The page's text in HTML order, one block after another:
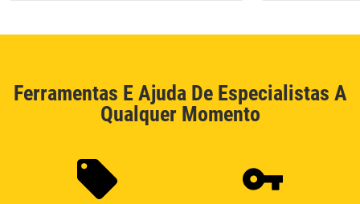
Ferramentas E Ajuda De Especialistas A
Qualquer Momento